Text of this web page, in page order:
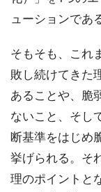
ューションであ
そもそも、これ
敗し続けてきた
あることや、脆
ないこと、そし
断基準をはじめ
挙げられる。そ
理のポイントと